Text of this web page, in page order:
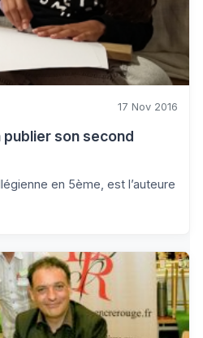
17 Nov 2016
son second
en 5ème, est l’auteure